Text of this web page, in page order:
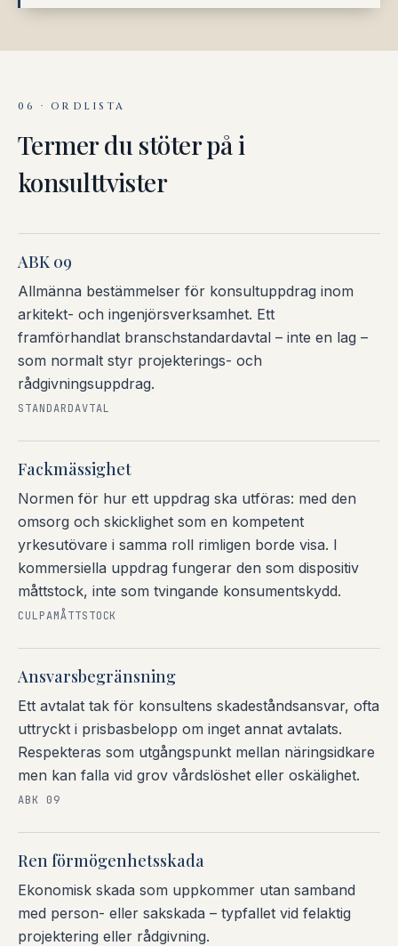
06 · ORDLISTA
Termer du stöter på i
konsulttvister
ABK 09
Allmänna bestämmelser för konsultuppdrag inom
arkitekt- och ingenjörsverksamhet. Ett
framförhandlat branschstandardavtal – inte en lag –
som normalt styr projekterings- och
rådgivningsuppdrag.
STANDARDAVTAL
Fackmässighet
Normen för hur ett uppdrag ska utföras: med den
omsorg och skicklighet som en kompetent
yrkesutövare i samma roll rimligen borde visa. I
kommersiella uppdrag fungerar den som dispositiv
måttstock, inte som tvingande konsumentskydd.
CULPAMÅTTSTOCK
Ansvarsbegränsning
Ett avtalat tak för konsultens skadeståndsansvar, ofta
uttryckt i prisbasbelopp om inget annat avtalats.
Respekteras som utgångspunkt mellan näringsidkare
men kan falla vid grov vårdslöshet eller oskälighet.
ABK 09
Ren förmögenhetsskada
Ekonomisk skada som uppkommer utan samband
med person- eller sakskada – typfallet vid felaktig
projektering eller rådgivning.